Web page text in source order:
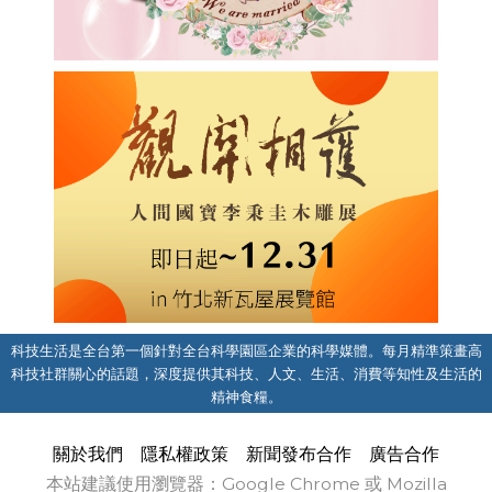
科技生活是全台第一個針對全台科學園區企業的科學媒體。每月精準策畫高
科技社群關心的話題，深度提供其科技、人文、生活、消費等知性及生活的
精神食糧。
關於我們 隱私權政策 新聞發布合作
廣告合作
本站建議使用瀏覽器：Google Chrome 或 Mozilla